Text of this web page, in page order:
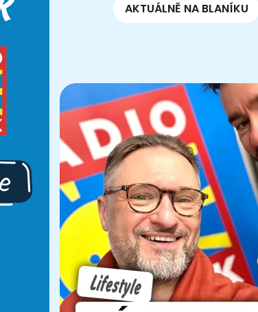
AKTUÁLNĚ NA BLANÍKU